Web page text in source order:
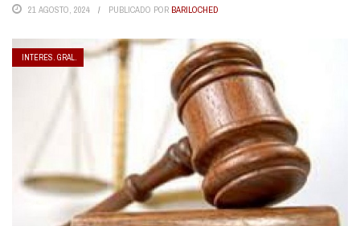
21 AGOSTO, 2024 PUBLICADO POR BARILOCHED
INTERES. GRAL.